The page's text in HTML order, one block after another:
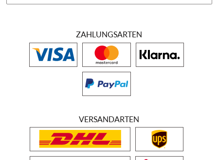
ZAHLUNGSARTEN
VERSANDARTEN